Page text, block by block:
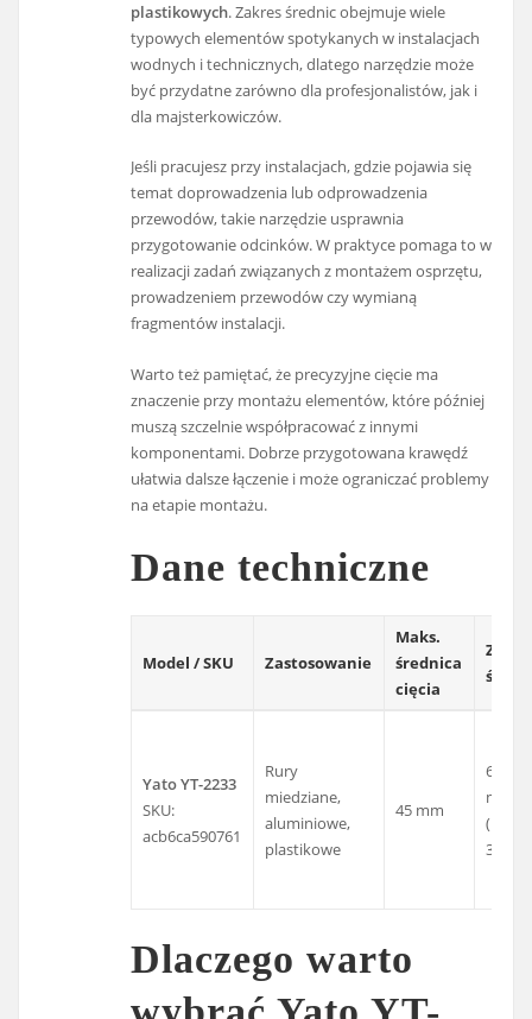
plastikowych. Zakres średnic obejmuje wiele
typowych elementów spotykanych w instalacjach
wodnych i technicznych, dlatego narzędzie może
być przydatne zarówno dla profesjonalistów, jak i
dla majsterkowiczów.
Jeśli pracujesz przy instalacjach, gdzie pojawia się
temat doprowadzenia lub odprowadzenia
przewodów, takie narzędzie usprawnia
przygotowanie odcinków. W praktyce pomaga to w
realizacji zadań związanych z montażem osprzętu,
prowadzeniem przewodów czy wymianą
fragmentów instalacji.
Warto też pamiętać, że precyzyjne cięcie ma
znaczenie przy montażu elementów, które później
muszą szczelnie współpracować z innymi
komponentami. Dobrze przygotowana krawędź
ułatwia dalsze łączenie i może ograniczać problemy
na etapie montażu.
Dane techniczne
Model / SKU Zastosowanie
Maks.
średnica
cięcia
Yato YT-2233
SKU:
acb6ca590761
Rury
miedziane,
aluminiowe,
plastikowe
45 mm
6–45
mm
(1/
3/4")
Dlaczego warto